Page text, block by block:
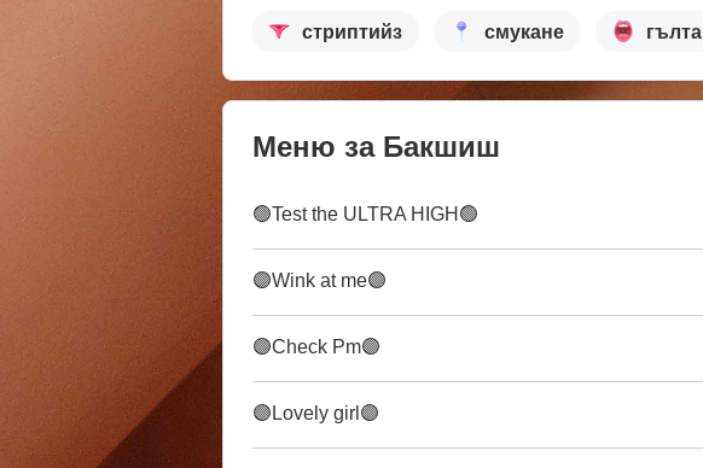
стриптийз смукане
Меню за Бакшиш
🟢Test the ULTRA HIGH🟢
🟣Wink at me🟣
🟣Check Pm🟣
🟣Lovely girl🟣